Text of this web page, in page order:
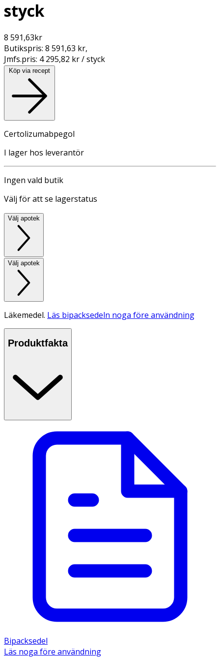
styck
8 591,63kr
Butikspris: 8 591,63 kr,
Jmfs.pris: 4 295,82 kr / styck
Köp via recept
Certolizumabpegol
I lager hos leverantör
Ingen vald butik
Välj för att se lagerstatus
Välj apotek
Välj apotek
Läkemedel. Läs bipacksedeln noga före användning
Produktfakta
Bipacksedel
Läs noga före användning